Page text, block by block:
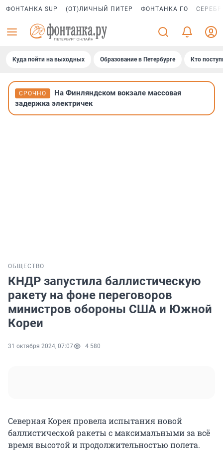
ФОНТАНКА SUP (ОТ)ЛИЧНЫЙ ПИТЕР ФОНТАНКА ГО
Куда пойти на выходных Образование в Петербурге Кто
СРОЧНО
На Финляндском вокзале массовая
задержка электричек
ОБЩЕСТВО
КНДР запустила баллистическую
ракету на фоне переговоров
министров обороны США и Южной
Кореи
31 октября 2024, 07:07 4 580
Северная Корея провела испытания новой
баллистической ракеты с максимальными за всё
время высотой и продолжительностью полета.